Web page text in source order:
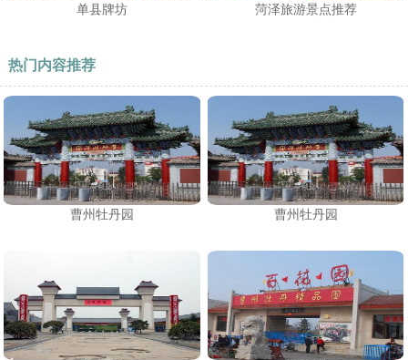
单县牌坊 菏泽旅游景点推荐
热门内容推荐
曹州牡丹园 曹州牡丹园